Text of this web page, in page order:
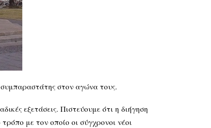
στον αγώνα τους.
εξετάσεις. Πιστεύουμε ότι η διήγηση
με τον οποίο οι σύγχρονοι νέοι